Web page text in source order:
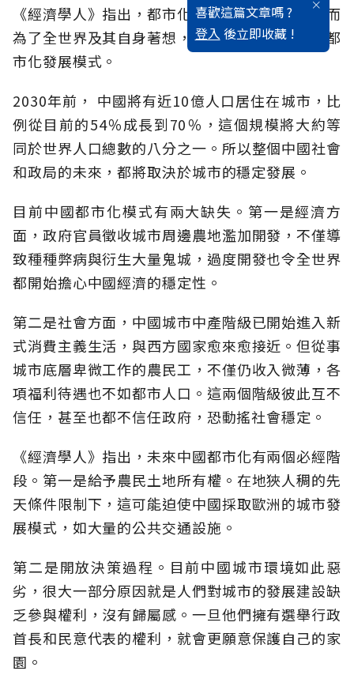
喜歡這篇文章嗎 ?
登入 後立即收藏 !
《經濟學人》指出，都市化是中國的未來關鍵，而
為了全世界及其自身著想，中國必須改革現有的都
市化發展模式。
2030年前， 中國將有近10億人口居住在城市，比
例從目前的54％成長到70％，這個規模將大約等
同於世界人口總數的八分之一。所以整個中國社會
和政局的未來，都將取決於城市的穩定發展。
目前中國都市化模式有兩大缺失。第一是經濟方
面，政府官員徵收城市周邊農地濫加開發，不僅導
致種種弊病與衍生大量鬼城，過度開發也令全世界
都開始擔心中國經濟的穩定性。
第二是社會方面，中國城市中產階級已開始進入新
式消費主義生活，與西方國家愈來愈接近。但從事
城市底層卑微工作的農民工，不僅仍收入微薄，各
項福利待遇也不如都市人口。這兩個階級彼此互不
信任，甚至也都不信任政府，恐動搖社會穩定。
《經濟學人》指出，未來中國都市化有兩個必經階
段。第一是給予農民土地所有權。在地狹人稠的先
天條件限制下，這可能迫使中國採取歐洲的城市發
展模式，如大量的公共交通設施。
第二是開放決策過程。目前中國城市環境如此惡
劣，很大一部分原因就是人們對城市的發展建設缺
乏參與權利，沒有歸屬感。一旦他們擁有選舉行政
首長和民意代表的權利，就會更願意保護自己的家
園。